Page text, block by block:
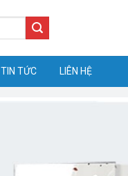
TIN TỨC LIÊN HỆ